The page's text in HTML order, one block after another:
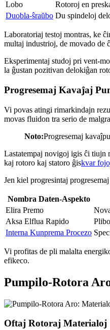
Lobo
Rotoroj en
Duobla-ŝraŭbo Du spindeloj
Laboratoriaj testoj montras, ke
multaj industrioj, de movado de
Eksperimentaj studoj pri vent-
la ĝustan pozitivan delokiĝan
Progresemaj Kavaĵaj
Vi povas atingi rimarkindajn
movas fluidon tra serio de
Noto:Progresemaj
Lastatempaj novigoj igis ĉi tiujn
kaj rotoro kaj statoro ĝiskvar
Jen kiel progresintaj
Nombra Daten-Aspekto
Elira Premo
Aksa Elflua Rapido
Interna Kunprema Procezo
Vi profitas de pli malalta
efikeco.
Pumpilo-Rotora
Oftaj Rotoraj Materialoj